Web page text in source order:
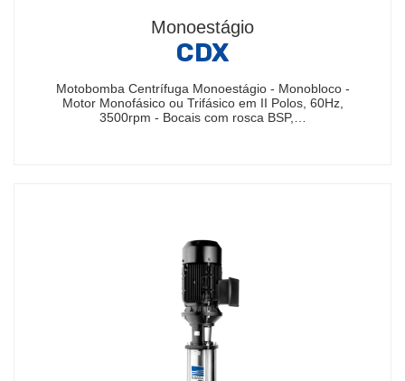
Monoestágio
CDX
Motobomba Centrífuga Monoestágio - Monobloco -
Motor Monofásico ou Trifásico em II Polos, 60Hz,
3500rpm - Bocais com rosca BSP,…